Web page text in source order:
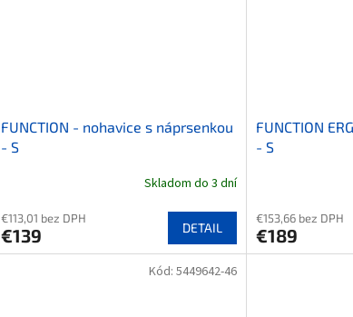
FUNCTION - nohavice s náprsenkou
- S
Skladom do 3 dní
€113,01 bez DPH
€139 DETAIL
FUNCTION
- S
€153,66 bez DPH
€189
Kód: 5449642-46